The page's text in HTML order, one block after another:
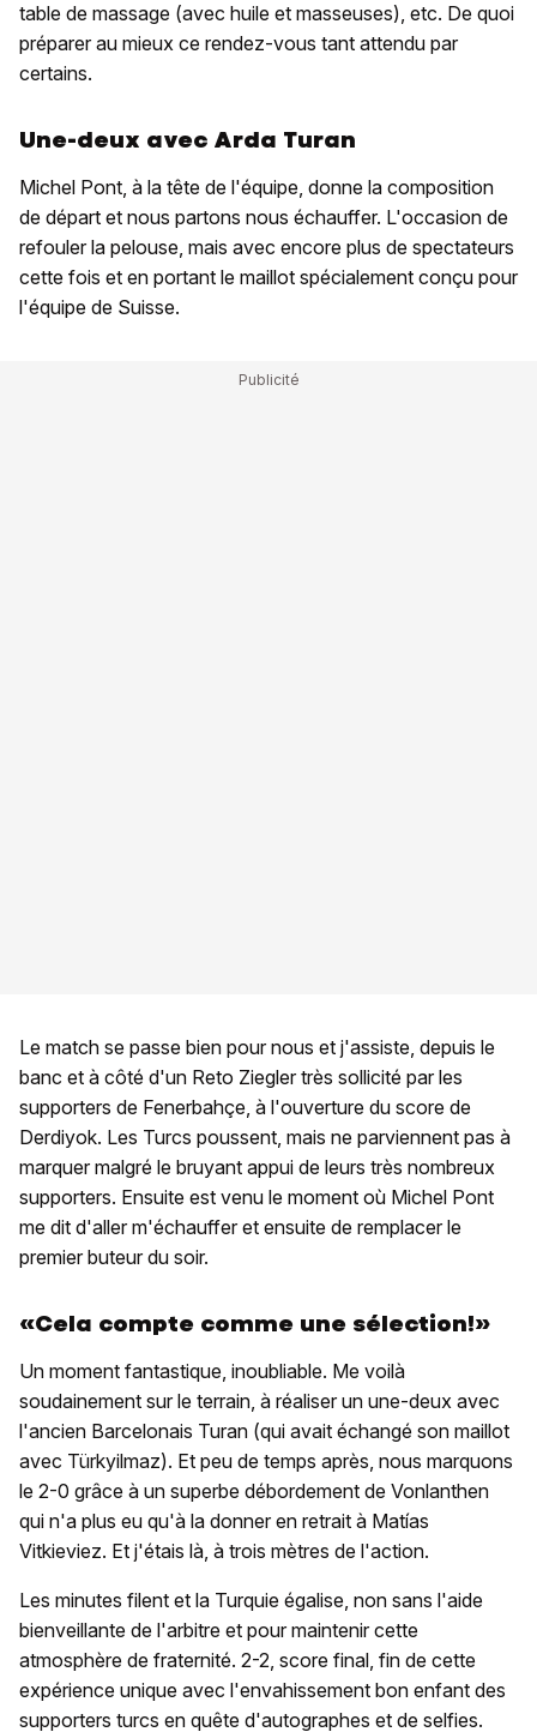
table de massage (avec huile et masseuses), etc. De quoi
préparer au mieux ce rendez-vous tant attendu par
certains.
Une-deux avec Arda Turan
Michel Pont, à la tête de l'équipe, donne la composition
de départ et nous partons nous échauffer. L'occasion de
refouler la pelouse, mais avec encore plus de spectateurs
cette fois et en portant le maillot spécialement conçu pour
l'équipe de Suisse.
Le match se passe bien pour nous et j'assiste, depuis le
banc et à côté d'un Reto Ziegler très sollicité par les
supporters de Fenerbahçe, à l'ouverture du score de
Derdiyok. Les Turcs poussent, mais ne parviennent pas à
marquer malgré le bruyant appui de leurs très nombreux
supporters. Ensuite est venu le moment où Michel Pont
me dit d'aller m'échauffer et ensuite de remplacer le
premier buteur du soir.
«Cela compte comme une sélection!»
Un moment fantastique, inoubliable. Me voilà
soudainement sur le terrain, à réaliser un une-deux avec
l'ancien Barcelonais Turan (qui avait échangé son maillot
avec Türkyilmaz). Et peu de temps après, nous marquons
le 2-0 grâce à un superbe débordement de Vonlanthen
qui n'a plus eu qu'à la donner en retrait à Matías
Vitkieviez. Et j'étais là, à trois mètres de l'action.
Les minutes filent et la Turquie égalise, non sans l'aide
bienveillante de l'arbitre et pour maintenir cette
atmosphère de fraternité. 2-2, score final, fin de cette
expérience unique avec l'envahissement bon enfant des
supporters turcs en quête d'autographes et de selfies.